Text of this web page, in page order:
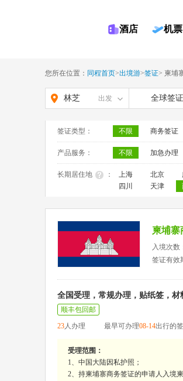
酒店 机票
您所在位置： 同程首页>出境游>签证> 柬埔
林芝 出发 全球签证
签证类型： 不限 商务签证
产品服务： 不限 加急办理
长期居住地 ： 上海 北京
四川
天津
柬埔寨
入境次数
签证有效
全国受理，常规办理，贴纸签，材
顺丰包回邮
23人办理 最早可办理08-14出行的
受理范围：
1、中国大陆因私护照；
2、持柬埔寨商务签证的申请人入境